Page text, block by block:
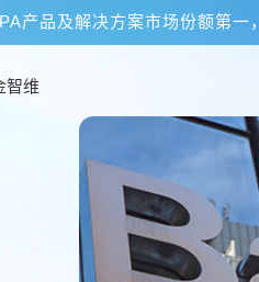
产品及解决方案市场份额第一
智维